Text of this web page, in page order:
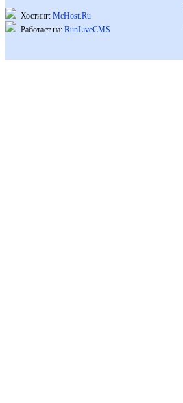
Хостинг: McHost.Ru
Работает на: RunLiveCMS